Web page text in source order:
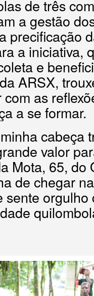
de três
a gestão
precificação
a iniciativa,
e
ARSX,
as
a se formar.
cabeça
valor
Mota, 65,
de chegar